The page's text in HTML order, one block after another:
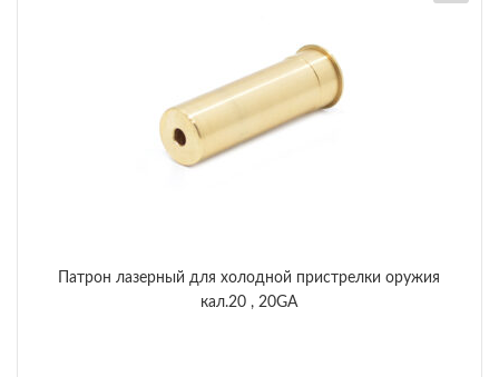
Патрон лазерный для холодной пристрелки оружия
кал.20 , 20GA